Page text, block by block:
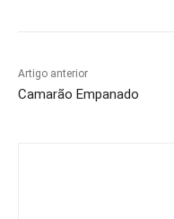
Artigo anterior
Camarão Empanado